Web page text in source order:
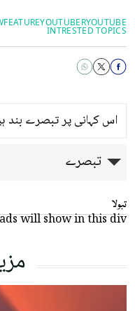
YOUTUBE
YOUTUBER
INTRESTED TOPICS
اس کہانی پر تبصرے بند
تبصرے
تبولا
will show in this div